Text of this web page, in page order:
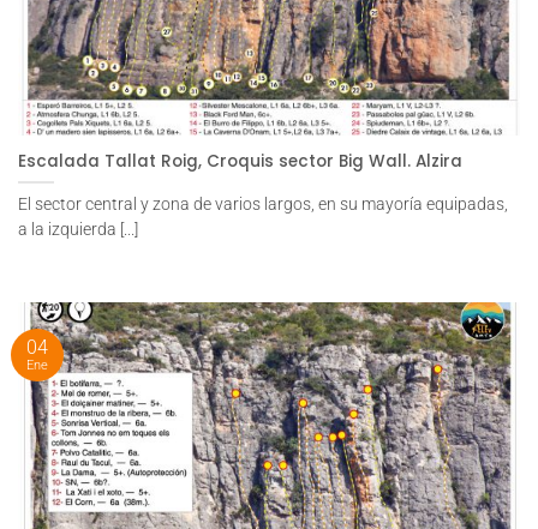
Escalada Tallat Roig, Croquis sector Big Wall. Alzira
El sector central y zona de varios largos, en su mayoría equipadas,
a la izquierda [...]
04
Ene